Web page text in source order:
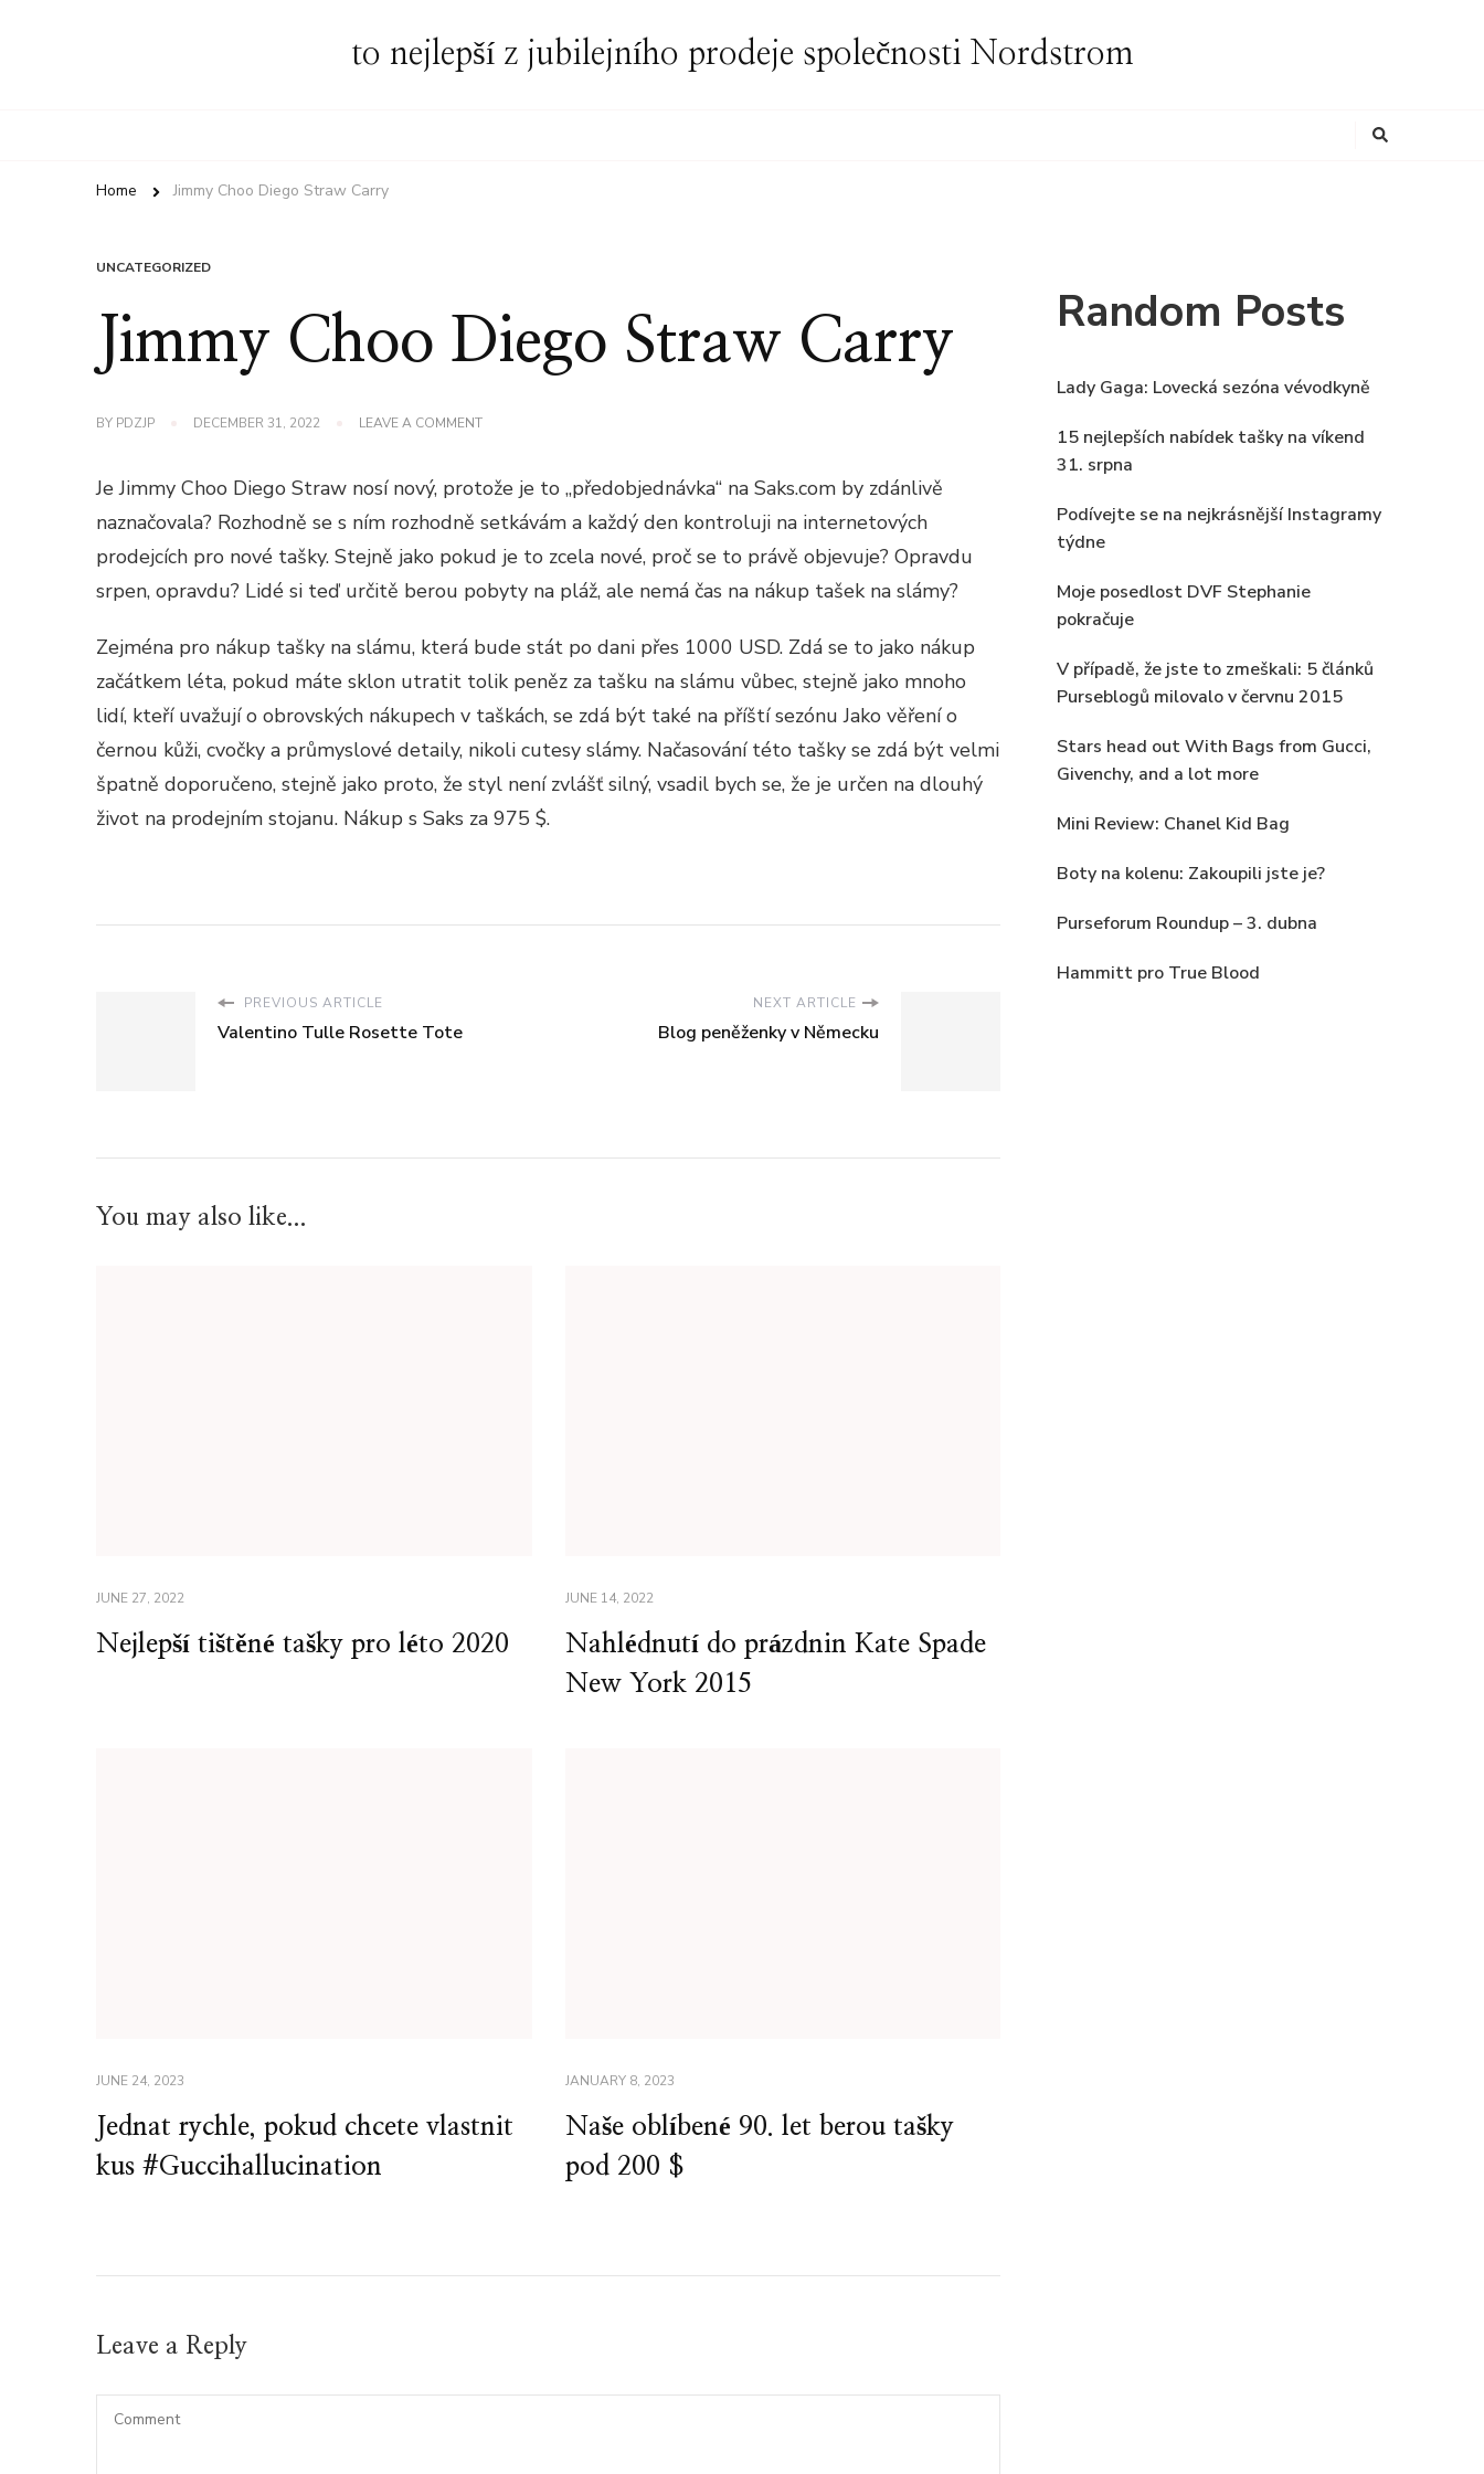
to nejlepší z jubilejního prodeje společnosti Nordstrom
Home Jimmy Choo Diego Straw Carry
UNCATEGORIZED
Jimmy Choo Diego Straw Carry
BY PDZJP DECEMBER 31, 2022 LEAVE A COMMENTON
DIEGO
STRAW
CARRY
Je Jimmy Choo Diego Straw nosí nový, protože je to „předobjednávka“ na Saks.com by zdánlivě
naznačovala? Rozhodně se s ním rozhodně setkávám a každý den kontroluji na internetových
prodejcích pro nové tašky. Stejně jako pokud je to zcela nové, proč se to právě objevuje? Opravdu
srpen, opravdu? Lidé si teď určitě berou pobyty na pláž, ale nemá čas na nákup tašek na slámy?
Zejména pro nákup tašky na slámu, která bude stát po dani přes 1000 USD. Zdá se to jako nákup
začátkem léta, pokud máte sklon utratit tolik peněz za tašku na slámu vůbec, stejně jako mnoho
lidí, kteří uvažují o obrovských nákupech v taškách, se zdá být také na příští sezónu Jako věření o
černou kůži, cvočky a průmyslové detaily, nikoli cutesy slámy. Načasování této tašky se zdá být velmi
špatně doporučeno, stejně jako proto, že styl není zvlášť silný, vsadil bych se, že je určen na dlouhý
život na prodejním stojanu. Nákup s Saks za 975 $.
PREVIOUS ARTICLE
Valentino Tulle Rosette Tote
NEXT ARTICLE
Blog peněženky v Německu
You may also like...
JUNE 27, 2022
Nejlepší tištěné tašky pro léto 2020
JUNE 14, 2022
Nahlédnutí do prázdnin Kate Spade
New York 2015
JUNE 24, 2023
Jednat rychle, pokud chcete vlastnit
kus #Guccihallucination
JANUARY 8, 2023
Naše oblíbené 90. let berou tašky
pod 200 $
Leave a Reply
Random Posts
Lady Gaga: Lovecká sezóna vévodkyně
15 nejlepších nabídek tašky na víkend
31. srpna
Podívejte se na nejkrásnější Instagramy
týdne
Moje posedlost DVF Stephanie
pokračuje
V případě, že jste to zmeškali: 5 článků
Purseblogů milovalo v červnu 2015
Stars head out With Bags from Gucci,
Givenchy, and a lot more
Mini Review: Chanel Kid Bag
Boty na kolenu: Zakoupili jste je?
Purseforum Roundup – 3. dubna
Hammitt pro True Blood